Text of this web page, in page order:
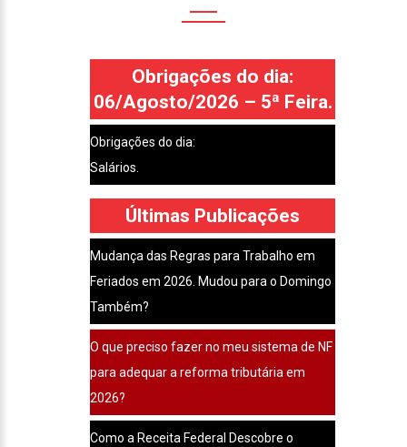
Obrigações do dia:
06/Agosto/2026 – 5ª Feira.
Obrigações do dia:
Salários.
Últimas Publicações
Mudança das Regras para Trabalho em
Feriados em 2026. Mudou para o Domingo
Também?
O que preciso fazer no meu sistema de NF
para adequar a reforma tributária em
2026?
Como a Receita Federal Descobre o